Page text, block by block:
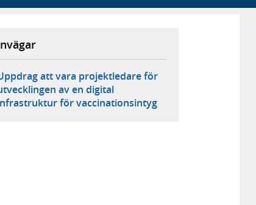
att vara projektledare för
av en digital
för vaccinationsintyg